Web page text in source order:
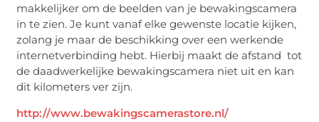
makkelijker om de beelden van je bewakingscamera
in te zien. Je kunt vanaf elke gewenste locatie kijken,
zolang je maar de beschikking over een werkende
internetverbinding hebt. Hierbij maakt de afstand tot
de daadwerkelijke bewakingscamera niet uit en kan
dit kilometers ver zijn.
http://www.bewakingscamerastore.nl/